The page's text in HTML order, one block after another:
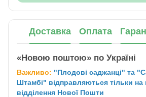
Доставка Оплата
«Новою поштою» по Україні
Важливо: "Плодові саджанці" та
Штамбі" відправляються тільки на
відділення Нової Пошти